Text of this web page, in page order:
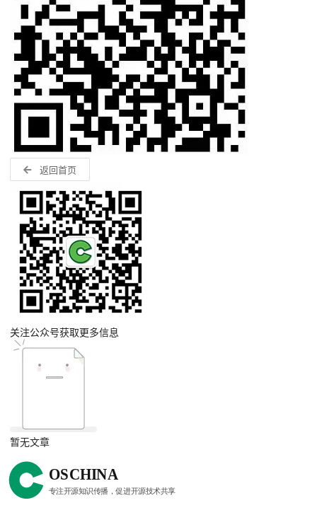
返回首页
关注公众号获取更多信息
暂无文章